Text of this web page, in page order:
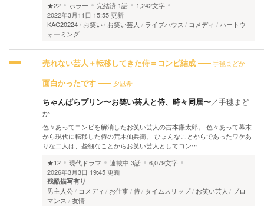
★22
ホラー 完結済 1話
1,242文字
2022年3月11日 15:55 更新
KAC20224
お笑い お笑い芸人 ライブハウス コメディ
ハートウ
ォーミング
売れない芸人＋転移してきた侍＝コンビ結成 手毬まどか
面白かったです 夕凪希
ちゃんばらプリン〜お笑い芸人と侍、時々同居〜／手毬まど
か
色々あってコンビを解消したお笑い芸人の吉本廉太郎。 色々あって幕末
から現代に転移した侍の荒木仙兵衛。 ひょんなことからであったワケあ
りな二人は、些細なことからお笑い芸人としてコン…
★12
現代ドラマ 連載中 3話
6,079文字
2026年3月3日 19:45 更新
残酷描写有り
男主人公 コメディ お仕事 侍 タイムスリップ お笑い芸人
ブロ
マンス
友情